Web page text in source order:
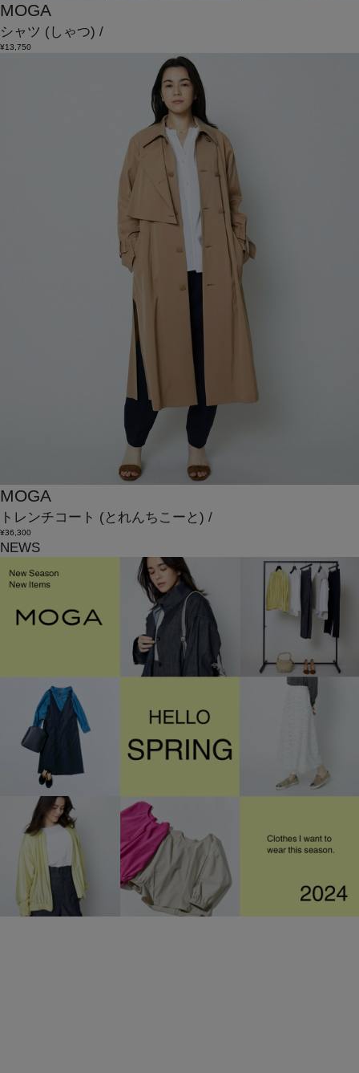
MOGA
シャツ (しゃつ) /
¥13,750
MOGA
トレンチコート (とれんちこーと) /
¥36,300
NEWS